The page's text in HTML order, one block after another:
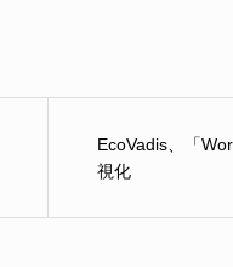
EcoVadis、「
視化